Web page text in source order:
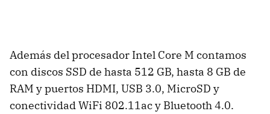
Además del procesador Intel Core M contamos
con discos SSD de hasta 512 GB, hasta 8 GB de
RAM y puertos HDMI, USB 3.0, MicroSD y
conectividad WiFi 802.11ac y Bluetooth 4.0.